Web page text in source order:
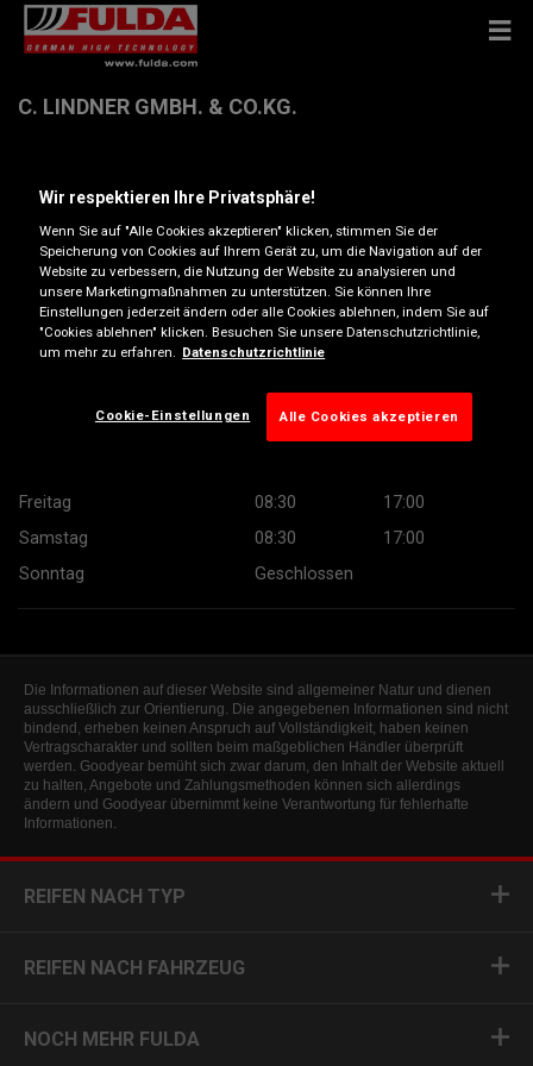
C. LINDNER GMBH. & CO.KG.
Friedensstrasse 22 , 9500 Villach
Anfahrtsbeschreibung
Öffnungszeiten
Montag 08:30
08:30
17:00
Freitag
08:30
17:00
Samstag
08:30
17:00
Sonntag
Geschlossen
Die Informationen auf dieser Website sind allgemeiner Natur und dienen
ausschließlich zur Orientierung. Die angegebenen Informationen sind nicht
bindend, erheben keinen Anspruch auf Vollständigkeit, haben keinen
Vertragscharakter und sollten beim maßgeblichen Händler überprüft
werden. Goodyear bemüht sich zwar darum, den Inhalt der Website aktuell
zu halten, Angebote und Zahlungsmethoden können sich allerdings
ändern und Goodyear übernimmt keine Verantwortung für fehlerhafte
Informationen.
REIFEN NACH TYP
REIFEN NACH FAHRZEUG
NOCH MEHR FULDA
Wir respektieren Ihre Privatsphäre!
Wenn Sie auf "Alle Cookies akzeptieren" klicken, stimmen Sie der
Speicherung von Cookies auf Ihrem Gerät zu, um die Navigation auf der
Website zu verbessern, die Nutzung der Website zu analysieren und
unsere Marketingmaßnahmen zu unterstützen. Sie können Ihre
Einstellungen jederzeit ändern oder alle Cookies ablehnen, indem Sie auf
"Cookies ablehnen" klicken. Besuchen Sie unsere Datenschutzrichtlinie,
um mehr zu erfahren.
Datenschutzrichtlinie
Cookie-Einstellungen Alle Cookies akzeptieren